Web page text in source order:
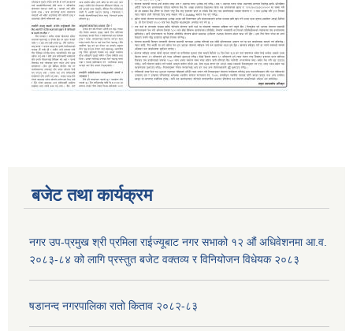
बजेट तथा कार्यक्रम
नगर उप-प्रमुख श्री प्रमिला राईज्यूबाट नगर सभाको १२ ‍औं अधिवेशनमा आ.व.
२०८३-८४ को लागि प्रस्तुत बजेट वक्तव्य र विनियोजन विधेयक २०८३
षडानन्द नगरपालिका रातो किताव २०८२-८३